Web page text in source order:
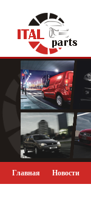
Главная Новости